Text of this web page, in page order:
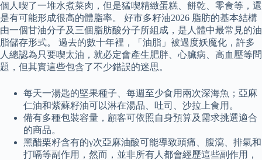
個人喫了一堆水煮菜肉，但是猛喫精緻蛋糕、餅乾、零食等，還
是有可能形成很高的體脂率。 好市多籽油2026 脂肪的基本結構
由一個甘油分子及三個脂肪酸分子所組成，是人體中最常見的油
脂儲存形式。 過去的數十年裡，「油脂」被過度妖魔化，許多
人總認為只要喫太油，就必定會產生肥胖、心臟病、高血壓等問
題，但其實這些包含了不少錯誤的迷思。
每天一湯匙的堅果種子、每週至少食用兩次深海魚；亞麻
仁油和紫蘇籽油可以淋在湯品、吐司、沙拉上食用。
備有多種包裝容量，顧客可依照自身預算及需求挑選適合
的商品。
黑醋栗籽含有的γ次亞麻油酸可能導致頭痛、腹瀉、排氣和
打嗝等副作用，然而，並非所有人都會經歷這些副作用，